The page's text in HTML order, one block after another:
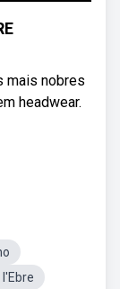
mais nobres
headwear.